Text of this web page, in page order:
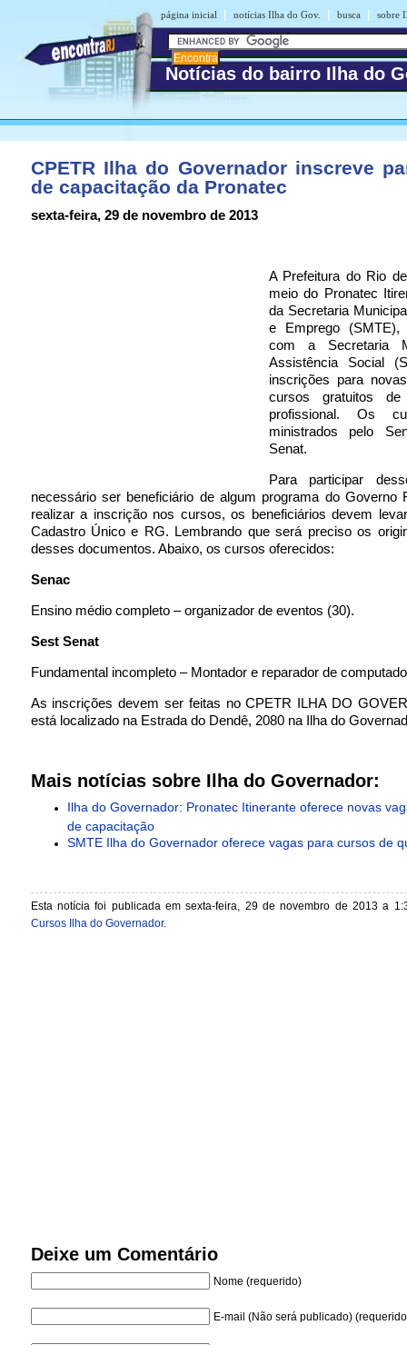
página inicial | notícias Ilha do Gov. | busca | sobre
Notícias do bairro Ilha do
CPETR Ilha do Governador inscreve
de capacitação da Pronatec
sexta-feira, 29 de novembro de 2013
A Prefeitura do Rio
meio do Pronatec
da Secretaria
e Emprego (SMTE),
com a Secretaria
Assistência Social
inscrições para
cursos gratuitos de
profissional. Os
ministrados pelo
Senat.
Para participar
necessário ser beneficiário de algum programa do Governo
realizar a inscrição nos cursos, os beneficiários devem
Cadastro Único e RG. Lembrando que será preciso os
desses documentos. Abaixo, os cursos oferecidos:
Senac
Ensino médio completo – organizador de eventos (30).
Sest Senat
Fundamental incompleto – Montador e reparador de
As inscrições devem ser feitas no CPETR ILHA DO
está localizado na Estrada do Dendê, 2080 na Ilha do
Mais notícias sobre Ilha do Governador:
Ilha do Governador: Pronatec Itinerante oferece novas
de capacitação
SMTE Ilha do Governador oferece vagas para cursos de
Esta notícia foi publicada em sexta-feira, 29 de novembro de 2013 a
Cursos Ilha do Governador.
Deixe um Comentário
Nome (requerido)
E-mail (Não será publicado)